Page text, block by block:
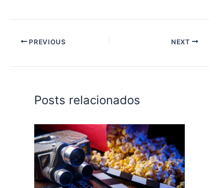
PREVIOUS NEXT
Posts relacionados